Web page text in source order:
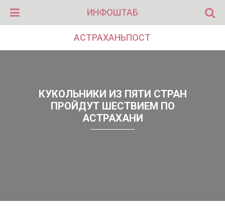
ИНФОШТАБ
АСТРАХАНЬПОСТ
КУКОЛЬНИКИ ИЗ ПЯТИ СТРАН
ПРОЙДУТ ШЕСТВИЕМ ПО
АСТРАХАНИ